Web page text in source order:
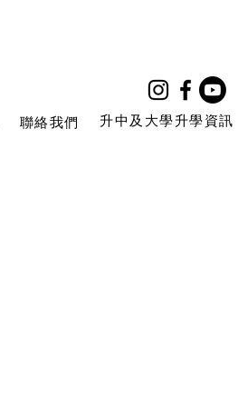
聯絡我們 升中及大學升學資訊